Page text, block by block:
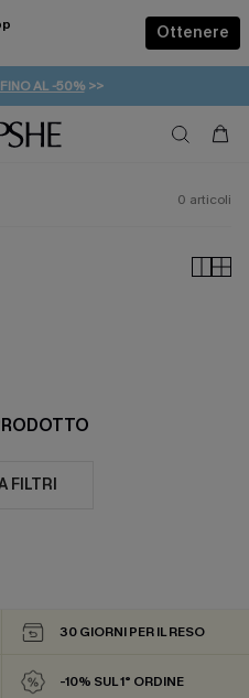
Ottenere
DA VACANZA | ACQUISTA
FINO AL -50%>>
DA 49€
20% DI SCONTO*
0 articoli
FILTRI
30 GIORNI PER IL RESO
-10% SUL 1° ORDINE